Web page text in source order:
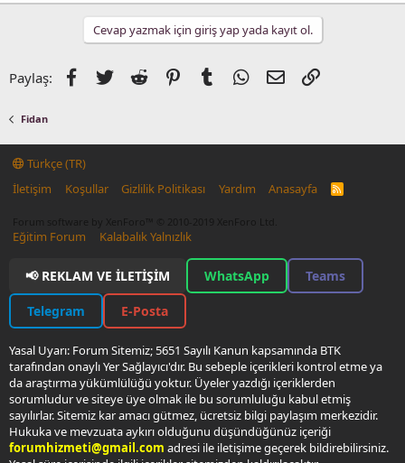
Cevap yazmak için giriş yap yada kayıt ol.
Paylaş: Facebook
TwitterReddit PinterestTumblrWhatsApp
E-postaLink
Fidan
Türkçe (TR)
İletişim
Koşullar Gizlilik Politikası Yardım Anasayfa
R
Eğitim Forum Kalabalık Yalnızlık
📢 REKLAM VE İLETIŞIM WhatsApp Teams
Telegram E-Posta
Yasal Uyarı: Forum Sitemiz; 5651 Sayılı Kanun kapsamında BTK
tarafından onaylı Yer Sağlayıcı'dır. Bu sebeple içerikleri kontrol etme ya
da araştırma yükümlülüğü yoktur. Üyeler yazdığı içeriklerden
sorumludur ve siteye üye olmak ile bu sorumluluğu kabul etmiş
sayılırlar. Sitemiz kar amacı gütmez, ücretsiz bilgi paylaşım merkezidir.
Hukuka ve mevzuata aykırı olduğunu düşündüğünüz içeriği
forumhizmeti@gmail.com adresi ile iletişime geçerek bildirebilirsiniz.